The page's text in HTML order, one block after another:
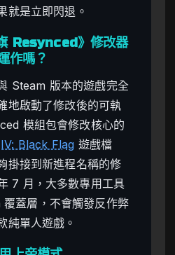
就是立即閃退。
Resynced》修改器
作嗎？
Steam 版本的遊戲完全
地啟動了修改後的可執
模組包會修改核心的
Black Flag 遊戲檔
掛接到新進程名稱的修
7 月，大多數專用工具
蓋層，不會觸發反作弊
純單人遊戲。